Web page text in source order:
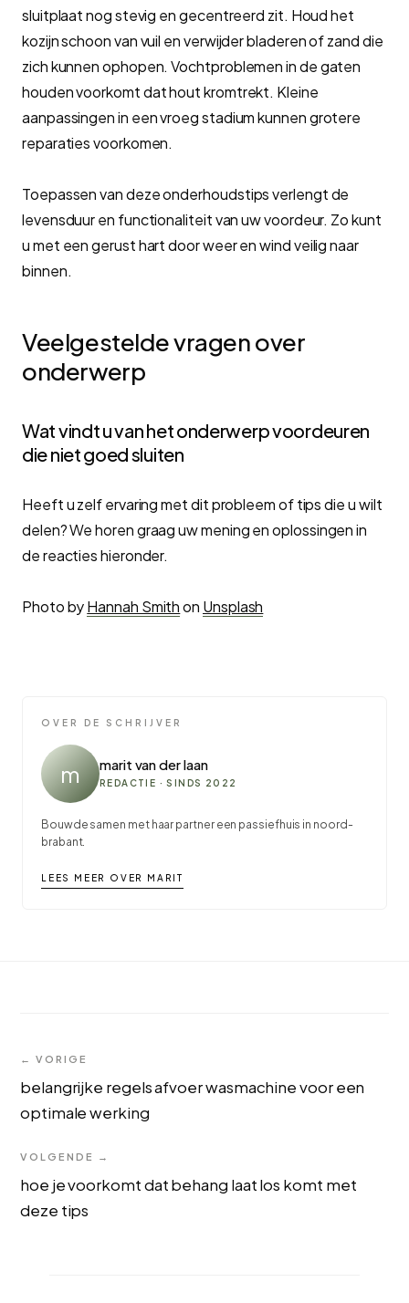
sluitplaat nog stevig en gecentreerd zit. Houd het
kozijn schoon van vuil en verwijder bladeren of zand die
zich kunnen ophopen. Vochtproblemen in de gaten
houden voorkomt dat hout kromtrekt. Kleine
aanpassingen in een vroeg stadium kunnen grotere
reparaties voorkomen.
Toepassen van deze onderhoudstips verlengt de
levensduur en functionaliteit van uw voordeur. Zo kunt
u met een gerust hart door weer en wind veilig naar
binnen.
Veelgestelde vragen over
onderwerp
Wat vindt u van het onderwerp voordeuren
die niet goed sluiten
Heeft u zelf ervaring met dit probleem of tips die u wilt
delen? We horen graag uw mening en oplossingen in
de reacties hieronder.
Photo byHannah Smithon Unsplash
OVER DE SCHRIJVER
m marit van der laan
REDACTIE · SINDS 2022
Bouwde samen met haar partner een passiefhuis in noord-
brabant.
LEES MEER OVER MARIT
← VORIGE
belangrijke regels afvoer wasmachine voor een
optimale werking
VOLGENDE →
hoe je voorkomt dat behang laat los komt met
deze tips